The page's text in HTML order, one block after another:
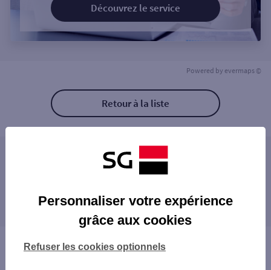
Découvrez le service
Powered by evermaps ©
Retour à la liste
Les agences SG ENTREPRISE à proximité
proximité
Vous êtes ici : Accueil
Personnaliser votre expérience
grâce aux cookies
Refuser les cookies optionnels